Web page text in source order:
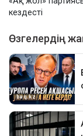
кездесті